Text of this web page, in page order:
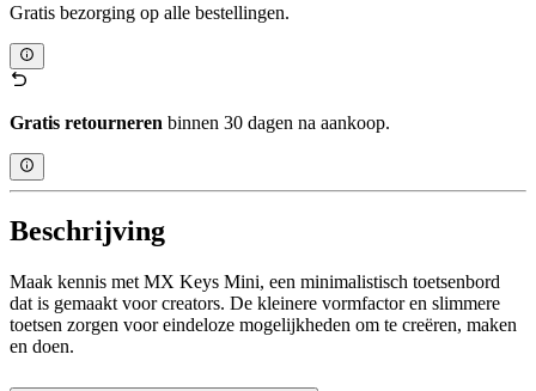
Gratis bezorging op alle bestellingen.
Gratis retourneren binnen 30 dagen na aankoop.
Beschrijving
Maak kennis met MX Keys Mini, een minimalistisch toetsenbord
dat is gemaakt voor creators. De kleinere vormfactor en slimmere
toetsen zorgen voor eindeloze mogelijkheden om te creëren, maken
en doen.